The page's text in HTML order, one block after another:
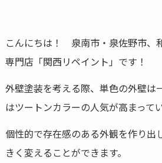
こんにちは！ 泉南市・泉佐野市、
専門店「関西リペイント」です！
外壁塗装を考える際、単色の外壁は
はツートンカラーの人気が高まってい
個性的で存在感のある外観を作り出
きく変えることができます。